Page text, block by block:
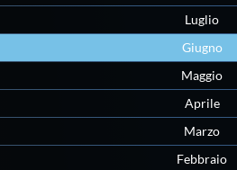
Luglio
Giugno
Maggio
Aprile
Marzo
Febbraio